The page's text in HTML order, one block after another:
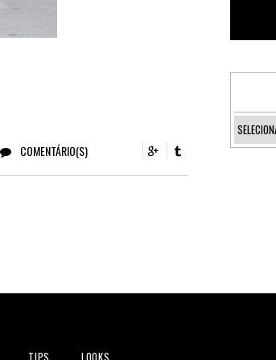
COMENTÁRIO(S)